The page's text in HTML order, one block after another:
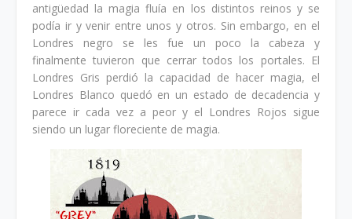
antigüedad la magia fluía en los distintos reinos y se
podía ir y venir entre unos y otros. Sin embargo, en el
Londres negro se les fue un poco la cabeza y
finalmente tuvieron que cerrar todos los portales. El
Londres Gris perdió la capacidad de hacer magia, el
Londres Blanco quedó en un estado de decadencia y
parece ir cada vez a peor y el Londres Rojos sigue
siendo un lugar floreciente de magia.